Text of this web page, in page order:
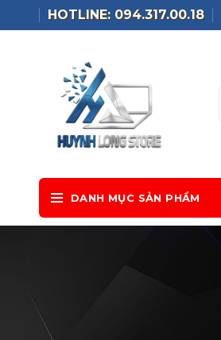
HOTLINE: 094.317.00.18
DANH MỤC SẢN PHẨM